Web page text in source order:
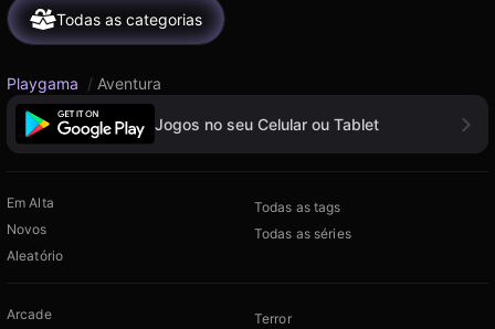
Todas as categorias
Playgama / Aventura
Jogos no seu Celular ou Tablet
Em Alta
Novos
Aleatório
Todas as tags
Todas as séries
Arcade
Terror